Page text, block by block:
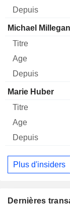
Michael Millegan
Marie Huber
Plus d'insiders
Dernières